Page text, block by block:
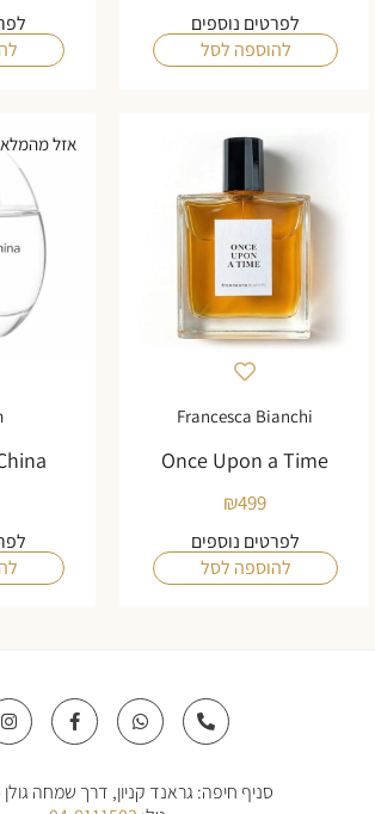
לפרטים נוספים
להוספה לסל
Francesca Bianchi
Once Upon a Time
₪499
לפרטים נוספים
להוספה לסל
אזל מהמלאי
P
h
o
-
W
h
a
a
F
a
c
o
I
n
s
g
סניף חיפה: גראנד קניון, דרך שמחה גולן 54 חיפה